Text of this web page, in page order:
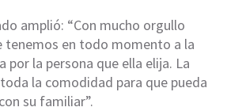
amplió: “Con mucho orgullo
tenemos en todo momento a la
por la persona que ella elija. La
la comodidad para que pueda
su familiar”.